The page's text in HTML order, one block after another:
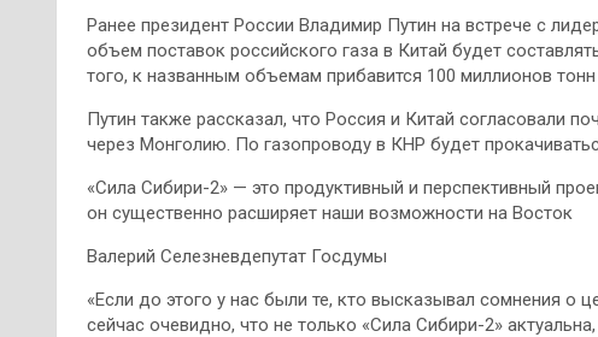
Ранее президент России Владимир Путин на встрече с
объем поставок российского газа в Китай будет
того, к названным объемам прибавится 100 миллионов
Путин также рассказал, что Россия и Китай согласовали
через Монголию. По газопроводу в КНР будет
«Сила Сибири-2» — это продуктивный и перспективный
он существенно расширяет наши возможности на Восток
Валерий Селезневдепутат Госдумы
«Если до этого у нас были те, кто высказывал сомнения о
сейчас очевидно, что не только «Сила Сибири-2»